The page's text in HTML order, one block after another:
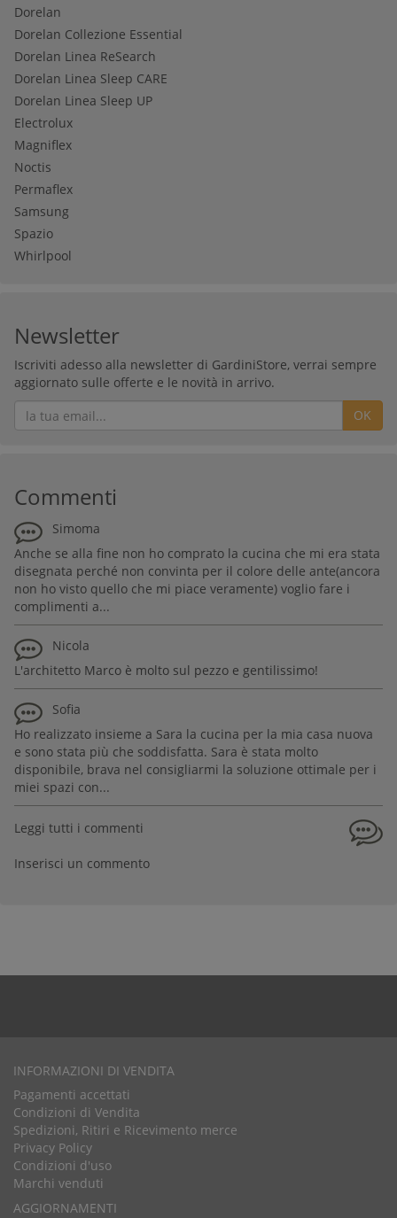
Dorelan
Dorelan Collezione Essential
Dorelan Linea ReSearch
Dorelan Linea Sleep CARE
Dorelan Linea Sleep UP
Electrolux
Magniflex
Noctis
Permaflex
Samsung
Spazio
Whirlpool
Newsletter
Iscriviti adesso alla newsletter di GardiniStore, verrai sempre
aggiornato sulle offerte e le novità in arrivo.
OK
Commenti
Simoma
Anche se alla fine non ho comprato la cucina che mi era stata
disegnata perché non convinta per il colore delle ante(ancora
non ho visto quello che mi piace veramente) voglio fare i
complimenti a...
Nicola
L'architetto Marco è molto sul pezzo e gentilissimo!
Sofia
Ho realizzato insieme a Sara la cucina per la mia casa nuova
e sono stata più che soddisfatta. Sara è stata molto
disponibile, brava nel consigliarmi la soluzione ottimale per i
miei spazi con...
Leggi tutti i commenti
Inserisci un commento
INFORMAZIONI DI VENDITA
Pagamenti accettati
Condizioni di Vendita
Spedizioni, Ritiri e Ricevimento merce
Privacy Policy
Condizioni d'uso
Marchi venduti
AGGIORNAMENTI